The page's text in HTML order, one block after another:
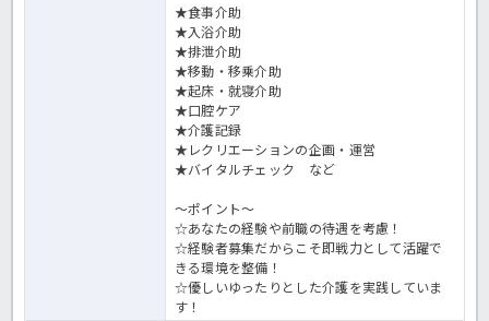
★食事介助
★入浴介助
★排泄介助
★移動・移乗介助
★起床・就寝介助
★口腔ケア
★介護記録
★レクリエーションの企画・運営
★バイタルチェック など
～ポイント～
☆あなたの経験や前職の待遇を考慮！
☆経験者募集だからこそ即戦力として活躍で
きる環境を整備！
☆優しいゆったりとした介護を実践していま
す！